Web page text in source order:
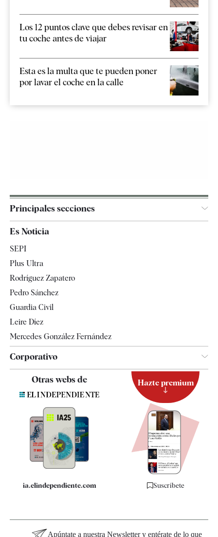
Los 12 puntos clave que debes revisar en
tu coche antes de viajar
Esta es la multa que te pueden poner
por lavar el coche en la calle
Principales secciones
Televisión
Es Noticia
SEPI
Plus Ultra
Rodríguez Zapatero
Pedro Sánchez
Guardia Civil
Leire Díez
Mercedes González Fernández
Corporativo
Quiénes somos
Especificaciones
Otras webs de
ia.elindependiente.com
Hazte premium
Suscríbete
Apúntate a nuestra Newsletter y entérate de lo que